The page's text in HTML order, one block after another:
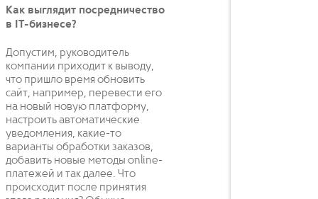
Как выглядит посредничество
в IT-бизнесе?
Допустим, руководитель
компании приходит к выводу,
что пришло время обновить
сайт, например, перевести его
на новый новую платформу,
настроить автоматические
уведомления, какие-то
варианты обработки заказов,
добавить новые методы online-
платежей и так далее. Что
происходит после принятия